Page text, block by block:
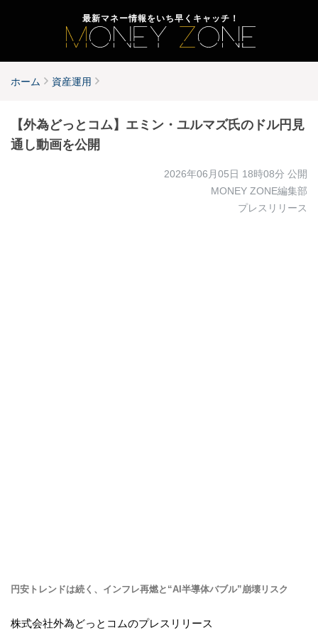
最新マネー情報をいち早くキャッチ！
ホーム 資産運用
【外為どっとコム】エミン・ユルマズ氏のドル円見
通し動画を公開
2026年06月05日 18時08分 公開
MONEY ZONE編集部
プレスリリース
円安トレンドは続く、インフレ再燃と“AI半導体バブル”崩壊リスク
株式会社外為どっとコムのプレスリリース